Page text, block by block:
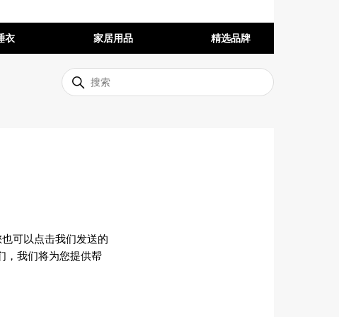
衣 家居用品 精选品牌
可以点击我们发送的
，我们将为您提供帮